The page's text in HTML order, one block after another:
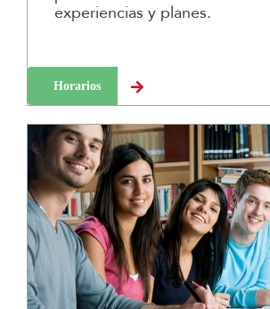
experiencias y planes.
Horarios